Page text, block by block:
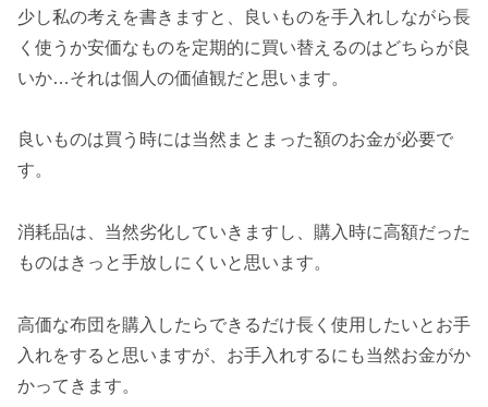
少し私の考えを書きますと、良いものを手入れしながら長
く使うか安価なものを定期的に買い替えるのはどちらが良
いか…それは個人の価値観だと思います。
良いものは買う時には当然まとまった額のお金が必要で
す。
消耗品は、当然劣化していきますし、購入時に高額だった
ものはきっと手放しにくいと思います。
高価な布団を購入したらできるだけ長く使用したいとお手
入れをすると思いますが、お手入れするにも当然お金がか
かってきます。